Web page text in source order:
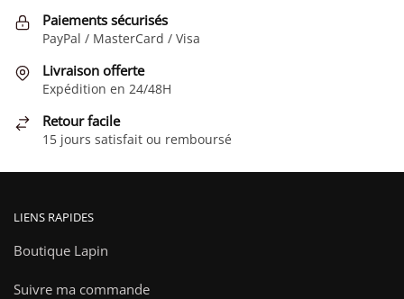
être
choisies
la
du
produit
Paiements sécurisés
PayPal / MasterCard / Visa
Livraison offerte
Expédition en 24/48H
Retour facile
15 jours satisfait ou remboursé
LIENS RAPIDES
Boutique Lapin
Suivre ma commande